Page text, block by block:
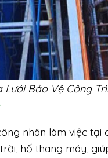
Lưới Bảo Vệ Công
nhân làm việc tại
hố thang máy,